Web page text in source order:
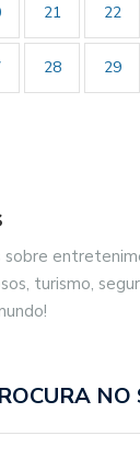
21 22
28 29
sobre
turismo,
NO